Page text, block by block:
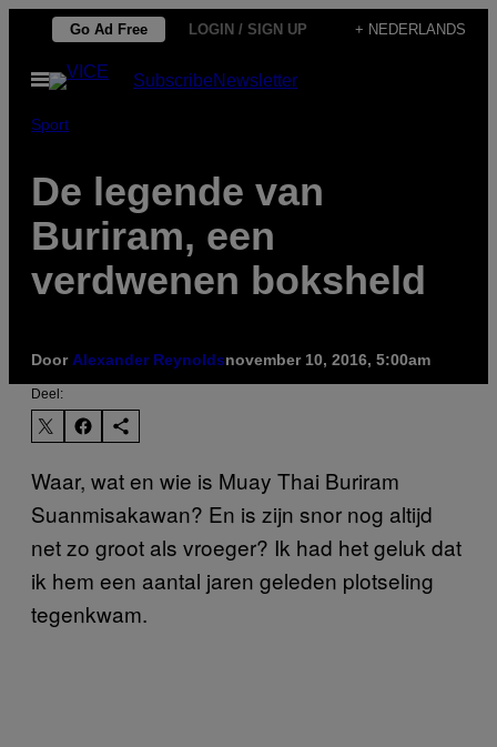
de
inhoud
Go Ad Free LOGIN / SIGN UP + NEDERLANDS
Open
menu
SubscribeNewsletter
Sport
De legende van
Buriram, een
verdwenen boksheld
Door Alexander Reynoldsnovember 10, 2016, 5:00am
Deel:
Waar, wat en wie is Muay Thai Buriram
Suanmisakawan? En is zijn snor nog altijd
net zo groot als vroeger? Ik had het geluk dat
ik hem een aantal jaren geleden plotseling
tegenkwam.